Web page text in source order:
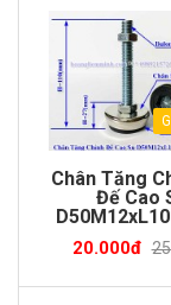
Chân Tăng
Đế Cao
20.000đ